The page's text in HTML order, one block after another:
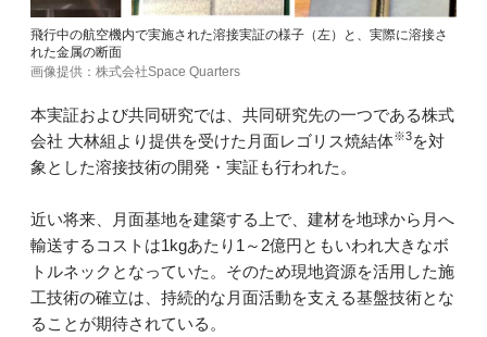
飛行中の航空機内で実施された溶接実証の様子（左）と、実際に溶接さ
れた金属の断面
画像提供：株式会社Space Quarters
本実証および共同研究では、共同研究先の一つである株式
会社 大林組より提供を受けた月面レゴリス焼結体※3を対
象とした溶接技術の開発・実証も行われた。
近い将来、月面基地を建築する上で、建材を地球から月へ
輸送するコストは1kgあたり1～2億円ともいわれ大きなボ
トルネックとなっていた。そのため現地資源を活用した施
工技術の確立は、持続的な月面活動を支える基盤技術とな
ることが期待されている。